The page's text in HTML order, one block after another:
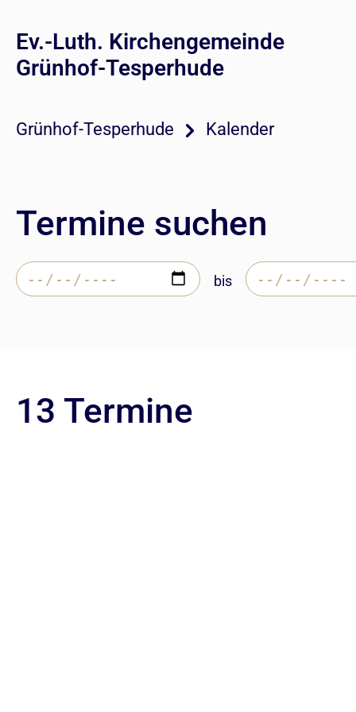
Ev.-Luth. Kirchengemeinde
Grünhof-Tesperhude
Grünhof-Tesperhude Kalender
Termine suchen
bis
13 Termine